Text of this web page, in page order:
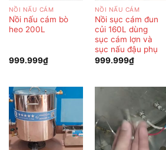
NỒI NẤU CÁM
Nồi nấu cám bò
heo 200L
999.999₫
NỒI NẤU CÁM
Nồi sục cám đun
củi 160L dùng
sục cám lợn và
sục nấu đậu phụ
999.999₫